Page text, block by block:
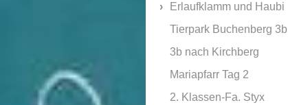
Erlaufklamm und Haubi
Tierpark Buchenberg 3b
3b nach Kirchberg
Mariapfarr Tag 2
2. Klassen-Fa. Styx